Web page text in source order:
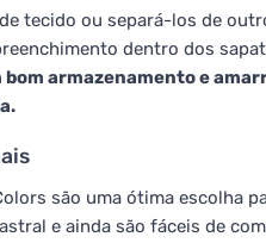
tecido ou separá-los de
dentro dos
bom armazenamento e
são uma ótima escolha
e ainda são fáceis de